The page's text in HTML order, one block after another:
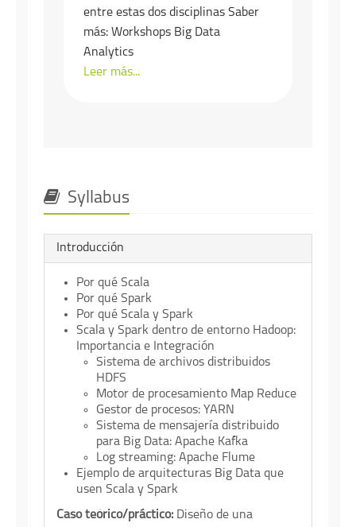
entre estas dos disciplinas Saber
más: Workshops Big Data
Analytics
Leer más...
Syllabus
Introducción
Por qué Scala
Por qué Spark
Por qué Scala y Spark
Scala y Spark dentro de entorno Hadoop:
Importancia e Integración
Sistema de archivos distribuidos
HDFS
Motor de procesamiento Map Reduce
Gestor de procesos: YARN
Sistema de mensajería distribuido
para Big Data: Apache Kafka
Log streaming: Apache Flume
Ejemplo de arquitecturas Big Data que
usen Scala y Spark
Caso teórico/práctico: Diseño de una